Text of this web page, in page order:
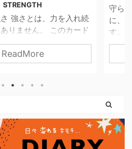
STRENGTH
強さとは、力を入れ続
りません。 このカード
さしさを失わずに、世
く力。 無理に押し切ら
我慢し続けなくてもい
いのです。 弓を引く手
捨てなくていい」 とい
くれます。 前のカード
ReadMore
守ら
に、
す。
って
ちゃ
りも
に、